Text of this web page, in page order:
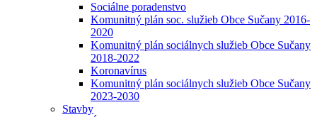
Sociálne poradenstvo
Komunitný plán soc. služieb Obce Sučany 2016-
2020
Komunitný plán sociálnych služieb Obce Sučany
2018-2022
Koronavírus
Komunitný plán sociálnych služieb Obce Sučany
2023-2030
Stavby